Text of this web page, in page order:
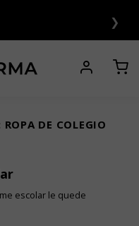
❯
ROPA DE COLEGIO
escolar le quede